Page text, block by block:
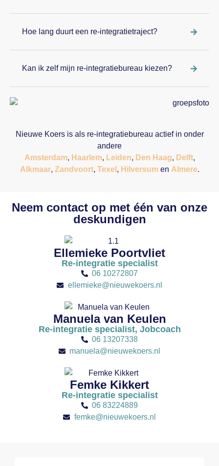
Hoe lang duurt een re-integratietraject?
Kan ik zelf mijn re-integratiebureau kiezen?
Nieuwe Koers is als re-integratiebureau actief in onder
andere
Amsterdam, Haarlem, Leiden, Den Haag, Delft,
Alkmaar, Zandvoort, Texel , Hilversumen Almere.
Neem contact op met één van onze
deskundigen
Ellemieke Poortvliet
Re-integratie specialist
06 10272807
ellemieke@nieuwekoers.nl
Manuela van Keulen
Re-integratie specialist, Jobcoach
06 13207338
manuela@nieuwekoers.nl
Femke Kikkert
Re-integratie specialist
06 83224889
femke@nieuwekoers.nl